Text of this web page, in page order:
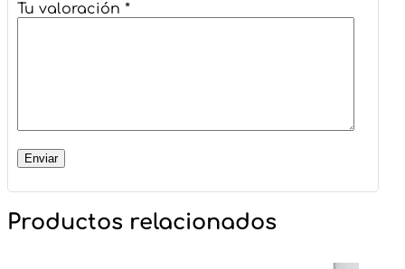
Tu valoración *
Productos relacionados